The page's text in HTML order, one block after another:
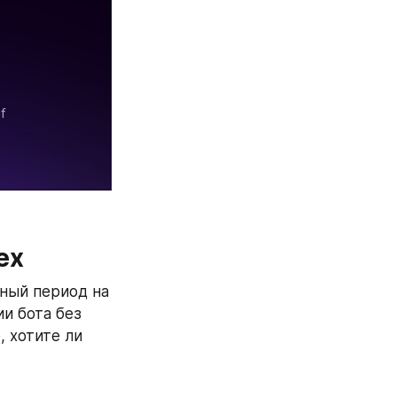
период на
бота без
хотите ли